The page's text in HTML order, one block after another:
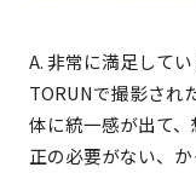
A. 非常に満足して
TORUNで撮影され
体に統一感が出て
正の必要がない、